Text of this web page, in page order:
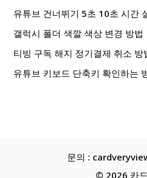
유튜브 건너뛰기 5초 10초 시간
갤럭시 폴더 색깔 색상 변경 방법
티빙 구독 해지 정기결제 취소
유튜브 키보드 단축키 확인하는
문의 :
© 2026 카